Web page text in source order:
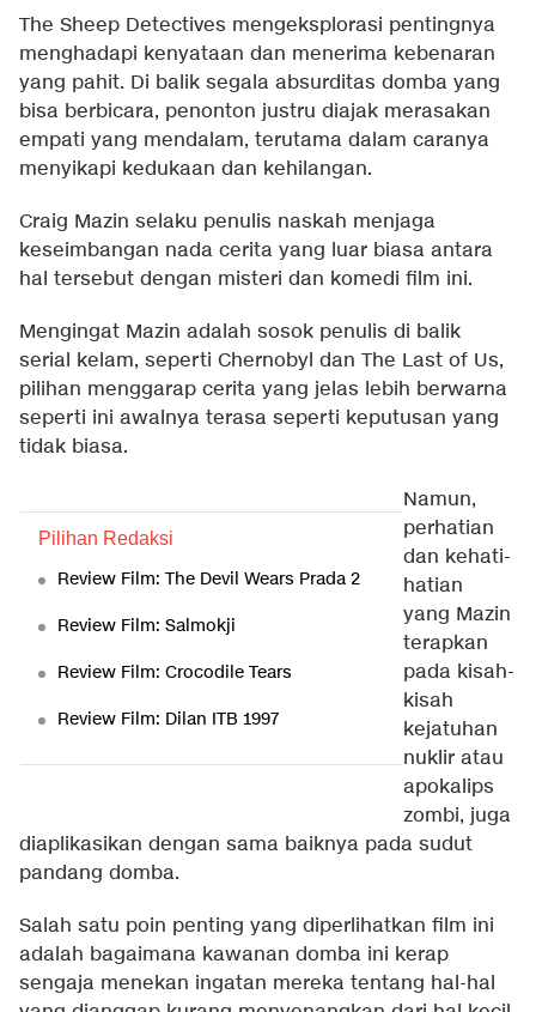
The Sheep Detectives mengeksplorasi pentingnya
menghadapi kenyataan dan menerima kebenaran
yang pahit. Di balik segala absurditas domba yang
bisa berbicara, penonton justru diajak merasakan
empati yang mendalam, terutama dalam caranya
menyikapi kedukaan dan kehilangan.
Craig Mazin selaku penulis naskah menjaga
keseimbangan nada cerita yang luar biasa antara
hal tersebut dengan misteri dan komedi film ini.
Mengingat Mazin adalah sosok penulis di balik
serial kelam, seperti Chernobyl dan The Last of Us,
pilihan menggarap cerita yang jelas lebih berwarna
seperti ini awalnya terasa seperti keputusan yang
tidak biasa.
Pilihan Redaksi
Review Film: The Devil Wears Prada 2
Review Film: Salmokji
Review Film: Crocodile Tears
Review Film: Dilan ITB 1997
Namun,
perhatian
dan kehati-
hatian
yang Mazin
terapkan
pada kisah-
kisah
kejatuhan
nuklir atau
apokalips
zombi, juga
diaplikasikan dengan sama baiknya pada sudut
pandang domba.
Salah satu poin penting yang diperlihatkan film ini
adalah bagaimana kawanan domba ini kerap
sengaja menekan ingatan mereka tentang hal-hal